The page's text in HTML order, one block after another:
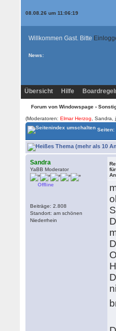
08.08.26 um 11:06:19
Willkommen Gast. Bitte
News:
Übersicht Hilfe
Forum von Windowspage›
(Moderatoren:Elmar Herzog ,
Seiten:
Sandra
YaBB Moderator
Offline
Beiträge: 2.808
Standort: am schönen
Niederrhein